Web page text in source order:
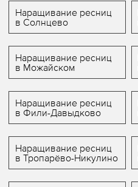
Наращивание ресниц
в Солнцево
Наращивание ресниц
в Можайском
Наращивание ресниц
в Фили-Давыдково
Наращивание ресниц
в Тропарёво-Никулино